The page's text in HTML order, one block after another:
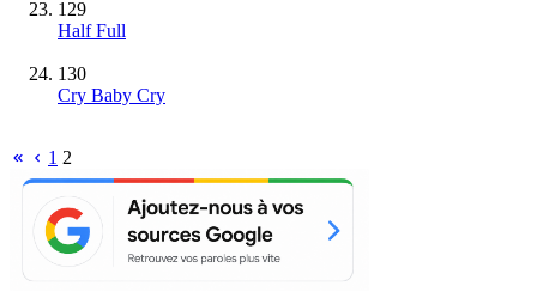
129
Half Full
130
Cry Baby Cry
1 2